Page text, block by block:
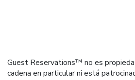
Guest Reservations™ no es
cadena en particular ni está